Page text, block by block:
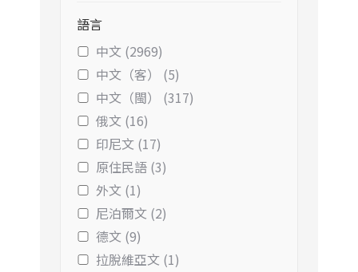
語言
中文 (2969)
中文（客） (5)
中文（閩） (317)
俄文 (16)
印尼文 (17)
原住民語 (3)
外文 (1)
尼泊爾文 (2)
德文 (9)
拉脫維亞文 (1)